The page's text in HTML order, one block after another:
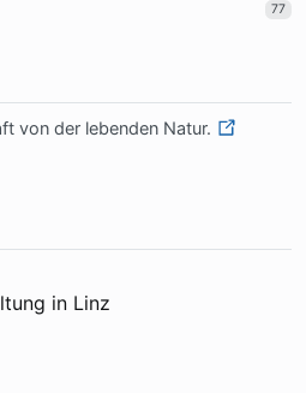
77
von der le­ben­den Na­tur.
in Linz